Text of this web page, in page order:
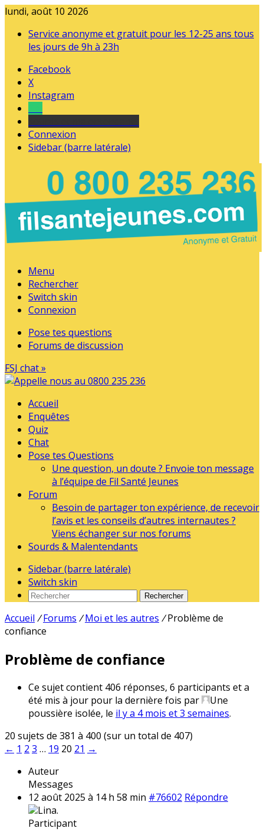
lundi, août 10 2026
Service anonyme et gratuit pour les 12-25 ans tous
les jours de 9h à 23h
Facebook
X
Instagram
Connexion
Sidebar (barre latérale)
Menu
Rechercher
Switch skin
Connexion
Pose tes questions
Forums de discussion
FSJ chat »
Accueil
Enquêtes
Quiz
Chat
Pose tes Questions
Une question, un doute ? Envoie ton message
à l’équipe de Fil Santé Jeunes
Forum
Besoin de partager ton expérience, de recevoir
l’avis et les conseils d’autres internautes ?
Viens échanger sur nos forums
Sourds & Malentendants
Sidebar (barre latérale)
Switch skin
Rechercher
Accueil / Forums / Moi et les autres / Problème de
confiance
Problème de confiance
Ce sujet contient 406 réponses, 6 participants et a
été mis à jour pour la dernière fois par
Une
poussière isolée, le il y a 4 mois et 3 semaines.
20 sujets de 381 à 400 (sur un total de 407)
← 1 2 3 … 19 20 21 →
Auteur
Messages
12 août 2025 à 14 h 58 min #76602 Répondre
Lina.
Participant